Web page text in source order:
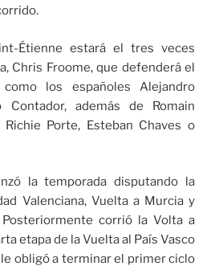
Étienne estará el tres veces
Chris Froome, que defenderá el
los españoles Alejandro
además de Romain
Porte, Esteban Chaves o
la temporada disputando la
Valenciana, Vuelta a Murcia y
corrió la Volta a
etapa de la Vuelta al País Vasco
obligó a terminar el primer ciclo